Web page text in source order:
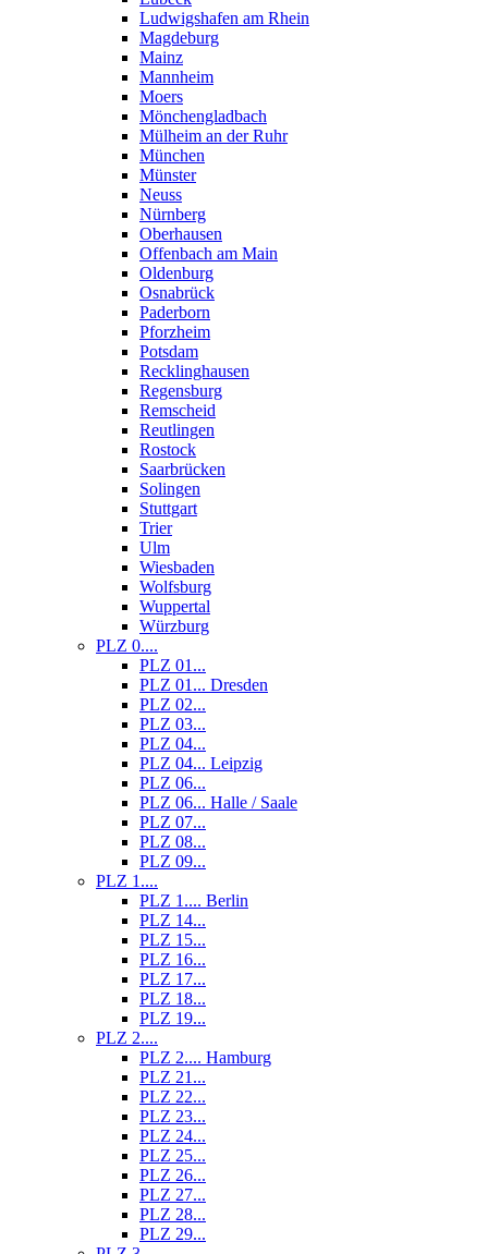
Ludwigshafen am Rhein
Magdeburg
Mainz
Mannheim
Moers
Mönchengladbach
Mülheim an der Ruhr
München
Münster
Neuss
Nürnberg
Oberhausen
Offenbach am Main
Oldenburg
Osnabrück
Paderborn
Pforzheim
Potsdam
Recklinghausen
Regensburg
Remscheid
Reutlingen
Rostock
Saarbrücken
Solingen
Stuttgart
Trier
Ulm
Wiesbaden
Wolfsburg
Wuppertal
Würzburg
PLZ 0....
PLZ 01...
PLZ 01... Dresden
PLZ 02...
PLZ 03...
PLZ 04...
PLZ 04... Leipzig
PLZ 06...
PLZ 06... Halle / Saale
PLZ 07...
PLZ 08...
PLZ 09...
PLZ 1....
PLZ 1.... Berlin
PLZ 14...
PLZ 15...
PLZ 16...
PLZ 17...
PLZ 18...
PLZ 19...
PLZ 2....
PLZ 2.... Hamburg
PLZ 21...
PLZ 22...
PLZ 23...
PLZ 24...
PLZ 25...
PLZ 26...
PLZ 27...
PLZ 28...
PLZ 29...